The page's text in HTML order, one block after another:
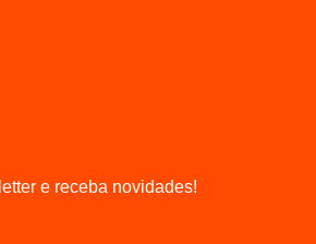
e receba novidades!